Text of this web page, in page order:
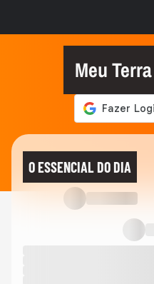
Lito Sousa
15
russa:
Xuxa
Meu Terra
O ESSENCIAL DO DIA